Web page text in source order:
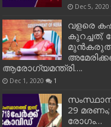
Dec 5, 2020
വളരെ
കുറച്ചത്;
മുൻകരുതൽ
ആരോഗ്യമന്ത്രി….
Dec 1, 2020 1
29
രോഗം…